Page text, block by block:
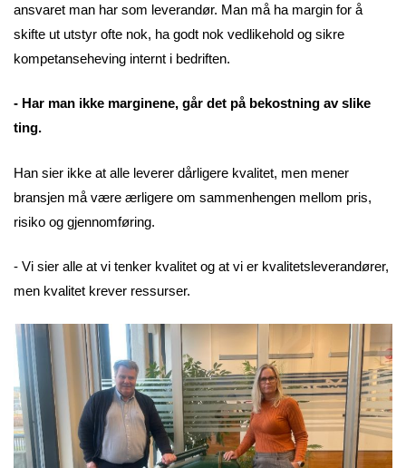
ansvaret man har som leverandør. Man må ha margin for å
skifte ut utstyr ofte nok, ha godt nok vedlikehold og sikre
kompetanseheving internt i bedriften.
- Har man ikke marginene, går det på bekostning av slike
ting.
Han sier ikke at alle leverer dårligere kvalitet, men mener
bransjen må være ærligere om sammenhengen mellom pris,
risiko og gjennomføring.
- Vi sier alle at vi tenker kvalitet og at vi er kvalitetsleverandører,
men kvalitet krever ressurser.